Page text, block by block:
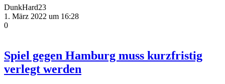
DunkHard23
1. März 2022 um 16:28
0
Spiel gegen Hamburg muss kurzfristig
verlegt werden